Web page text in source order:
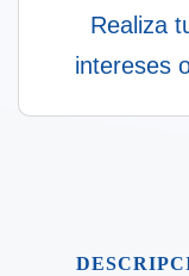
Realiza
intereses